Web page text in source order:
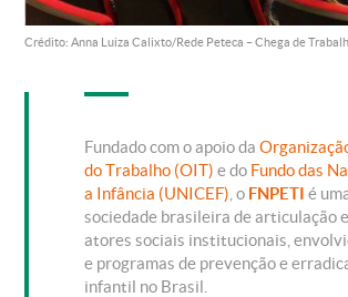
Crédito: Anna Luiza Calixto/Rede Peteca – Chega de
Fundado com o apoio da
do Trabalho (OIT) e do Fundo das
a Infância (UNICEF) , o FNPETI é
sociedade brasileira de articulação
atores sociais institucionais,
e programas de prevenção e
infantil no Brasil.